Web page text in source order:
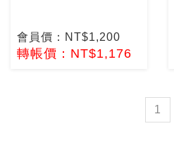
會員價：NT$1,200
轉帳價：NT$1,176
1